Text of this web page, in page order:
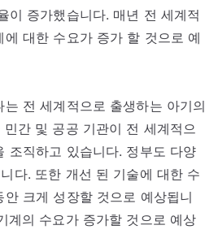
이 증가했습니다. 매년 전 세계적
대한 수요가 증가 할 것으로 예
전 세계적으로 출생하는 아기의
간 및 공공 기관이 전 세계적으
조직하고 있습니다. 정부도 다양
다. 또한 개선 된 기술에 대한 수
크게 성장할 것으로 예상됩니
계의 수요가 증가할 것으로 예상